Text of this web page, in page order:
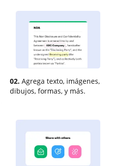
02. Agrega texto, imágenes,
dibujos, formas, y más.